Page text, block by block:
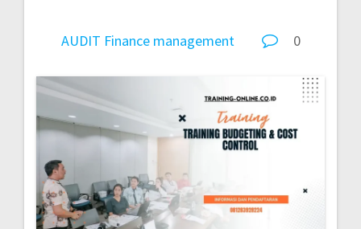
AUDIT Finance management 0